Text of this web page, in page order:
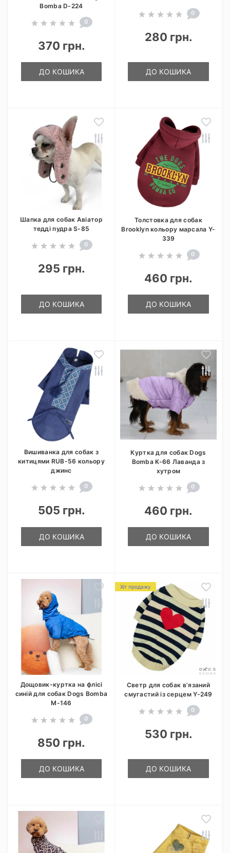
Bomba D-224
0
370 грн.
ДО КОШИКА
0
280 грн.
ДО КОШИКА
Шапка для собак Авіатор
тедді пудра S-85
0
295 грн.
ДО КОШИКА
Толстовка для собак
Brooklyn кольору марсала Y-
339
0
460 грн.
ДО КОШИКА
Вишиванка для собак з
китицями RUB-56 кольору
джинс
0
505 грн.
ДО КОШИКА
Куртка для собак Dogs
Bomba K-66 Лаванда з
хутром
0
460 грн.
ДО КОШИКА
Дощовик-куртка на флісі
синій для собак Dogs Bomba
M-146
0
850 грн.
ДО КОШИКА
Хіт продажу
Светр для собак в’язаний
смугастий із серцем Y-249
0
530 грн.
ДО КОШИКА